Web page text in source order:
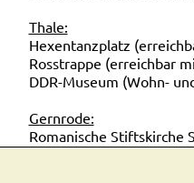
Thale:
Hexentanzplatz
Rosstrappe (erreichbar
DDR-Museum (Wohn-
Gernrode:
Romanische Stiftskirche
erstmalig erwähnt 961 /
erhaltenes Heiliges